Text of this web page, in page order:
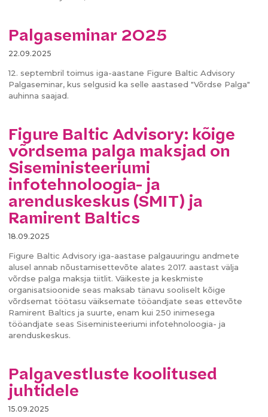
Palgaseminar 2025
22.09.2025
12. septembril toimus iga-aastane Figure Baltic Advisory
Palgaseminar, kus selgusid ka selle aastased "Võrdse Palga"
auhinna saajad.
Figure Baltic Advisory: kõige
võrdsema palga maksjad on
Siseministeeriumi
infotehnoloogia- ja
arenduskeskus (SMIT) ja
Ramirent Baltics
18.09.2025
Figure Baltic Advisory iga-aastase palgauuringu andmete
alusel annab nõustamisettevõte alates 2017. aastast välja
võrdse palga maksja tiitlit. Väikeste ja keskmiste
organisatsioonide seas maksab tänavu sooliselt kõige
võrdsemat töötasu väiksemate tööandjate seas ettevõte
Ramirent Baltics ja suurte, enam kui 250 inimesega
tööandjate seas Siseministeeriumi infotehnoloogia- ja
arenduskeskus.
Palgavestluste koolitused
juhtidele
15.09.2025